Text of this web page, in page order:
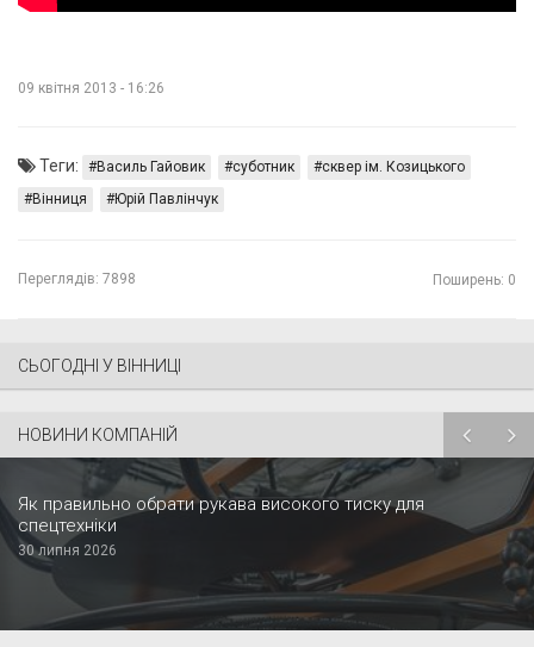
09 квітня 2013 - 16:26
Теги: Василь Гайовик суботник
сквер ім. Козицького
Вінниця
Юрій Павлінчук
Переглядів: 7898 Поширень: 0
СЬОГОДНІ У ВІННИЦІ
НОВИНИ КОМПАНІЙ
Як правильно обрати рукава високого тиску для
спецтехніки
30 липня 2026